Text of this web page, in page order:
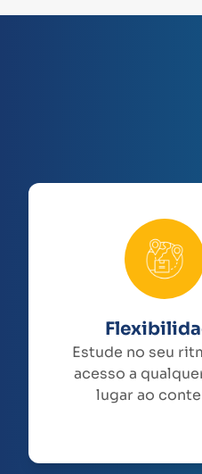
Estude no seu
acesso a
lugar ao